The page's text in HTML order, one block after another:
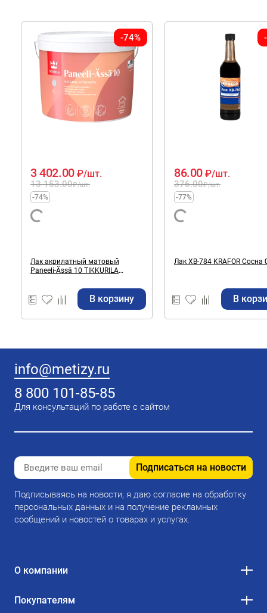
-74%
13 153.00₽/шт.
3 402.00 ₽/шт.
-74%
Лак акрилатный матовый
Paneeli-Ässä 10 TIKKURILA
В корзину
376.00₽/шт.
86.00 ₽/шт.
-77%
Лак ХВ-784 KRAFOR Сосна
В
info@metizy.ru
8 800 101-85-85
Для консультаций по работе с сайтом
Подписаться на новости
Подписываясь на новости, я даю согласие на обработку
персональных данных и на получение рекламных
сообщений и новостей о товарах и услугах.
О компании
Покупателям